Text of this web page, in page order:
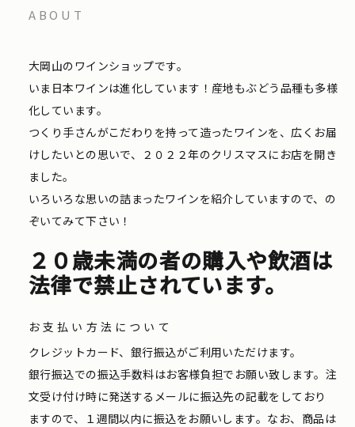
ABOUT
大岡山のワインショップです。
いま日本ワインは進化しています！産地もぶどう品種も多様
化しています。
つくり手さんがこだわりを持って造ったワインを、広くお届
けしたいとの思いで、２０２２年のクリスマスにお店を開き
ました。
いろいろな思いの詰まったワインを紹介していますので、の
ぞいてみて下さい！
２０歳未満の者の購入や飲酒は
法律で禁止されています。
お支払い方法について
クレジットカード、銀行振込がご利用いただけます。
銀行振込での振込手数料はお客様負担でお願い致します。注
文受け付け時に発送するメールに振込先の記載をしており
ますので、１週間以内に振込をお願いします。なお、商品は